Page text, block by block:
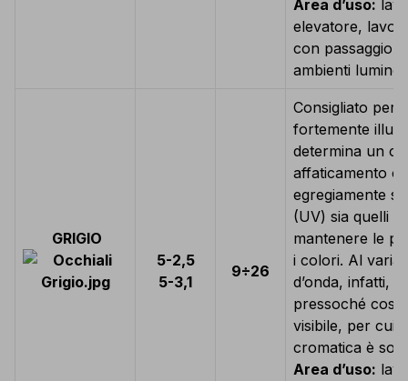
Area d’uso:
elevatore,
con passaggio
ambienti
GRIGIO
5-2,5
5-3,1
9÷26
Consigliato per
fortemente
determina un
affaticamento
egregiamente
(UV) sia quelli
mantenere le
i colori. Al
d’onda, infatti,
pressoché
visibile, per cui
cromatica è
Area d’uso: